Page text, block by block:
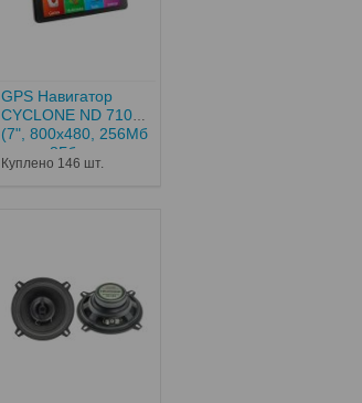
GPS Навигатор
СYCLONE ND 710
(7", 800х480, 256Mб
опер., 8Гб внутр.
пам., Mstar
Куплено 146 шт.